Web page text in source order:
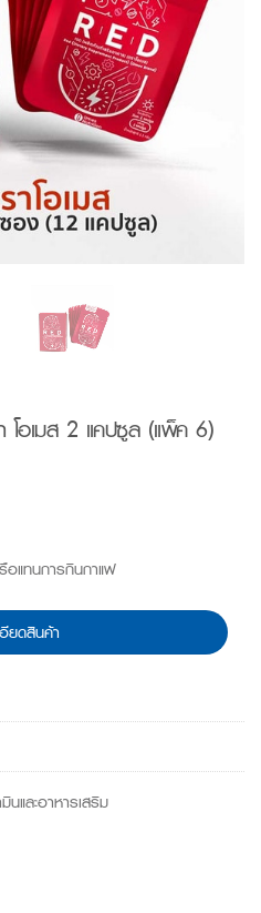
โอเมส 2 แคปซูล (แพ็ค 6)
แทนการกินกาแฟ
ยดสินค้า
นและอาหารเสริม